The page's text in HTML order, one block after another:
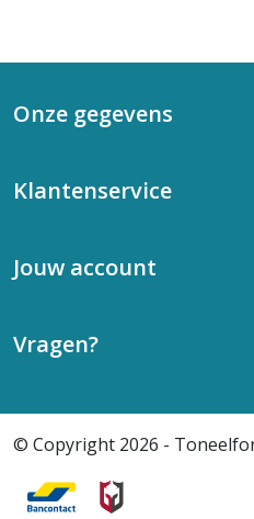
Onze gegevens
Klantenservice
Jouw account
Vragen?
© Copyright 2026 -